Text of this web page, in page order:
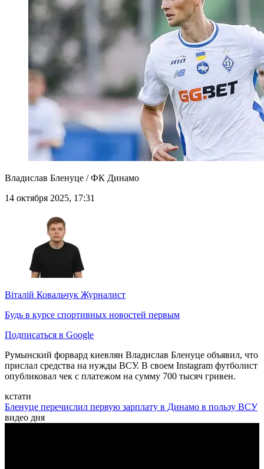
Владислав Бленуце / ФК Динамо
14 октября 2025, 17:31
Віталій Ковальчук Журналист
Будь в курсе спортивных новостей первым
Подписаться в Google
Румынский форвард киевлян Владислав Бленуце объявил, что
прислал средства на нужды ВСУ. В своем Instagram футболист
опубликовал чек с платежом на сумму 700 тысяч гривен.
кстати
Бленуце перечислил первую зарплату в Динамо в пользу ВСУ
видео дня